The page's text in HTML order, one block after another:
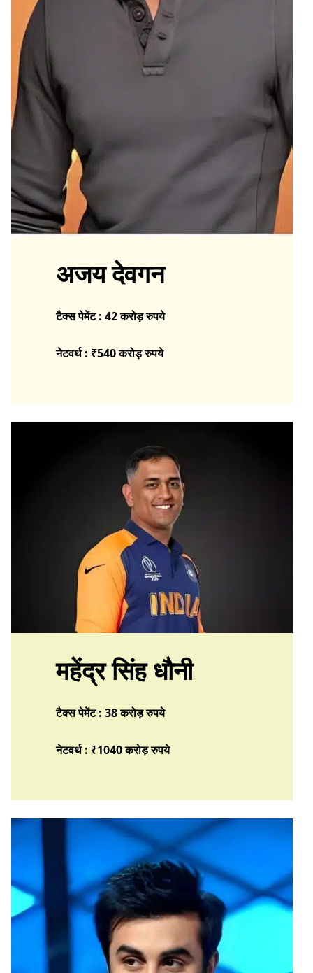
अजय देवगन
टैक्स पेमेंट : 42 करोड़ रुपये
नेटवर्थ : ₹540 करोड़रुपये
महेंद्र सिंह धौनी
टैक्स पेमेंट : 38 करोड़ रुपये
नेटवर्थ : ₹1040 करोड़रुपये